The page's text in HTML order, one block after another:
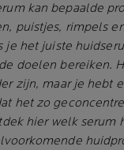
kan bepaalde
puistjes, rimpels
je het juiste
doelen bereiken.
zijn, maar je hebt
het zo
hier welk serum